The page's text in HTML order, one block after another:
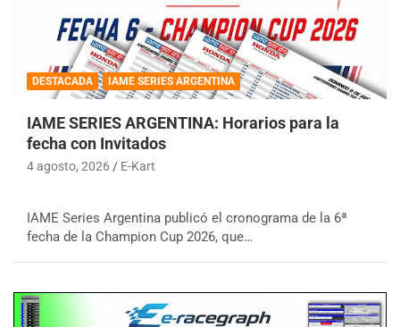
DESTACADA IAME SERIES ARGENTINA
IAME SERIES ARGENTINA: Horarios para la
fecha con Invitados
4 agosto, 2026 E-Kart
IAME Series Argentina publicó el cronograma de la 6ª
fecha de la Champion Cup 2026, que…